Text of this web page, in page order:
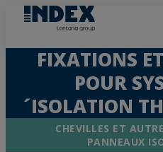
FIXATIONS
POUR
´ISOLATION
CHEVILLES ET
PANNEAUX